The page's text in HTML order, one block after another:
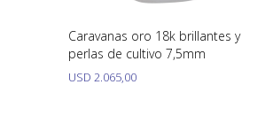
Caravanas oro 18k brillantes y
perlas de cultivo 7,5mm
USD 2.065,00